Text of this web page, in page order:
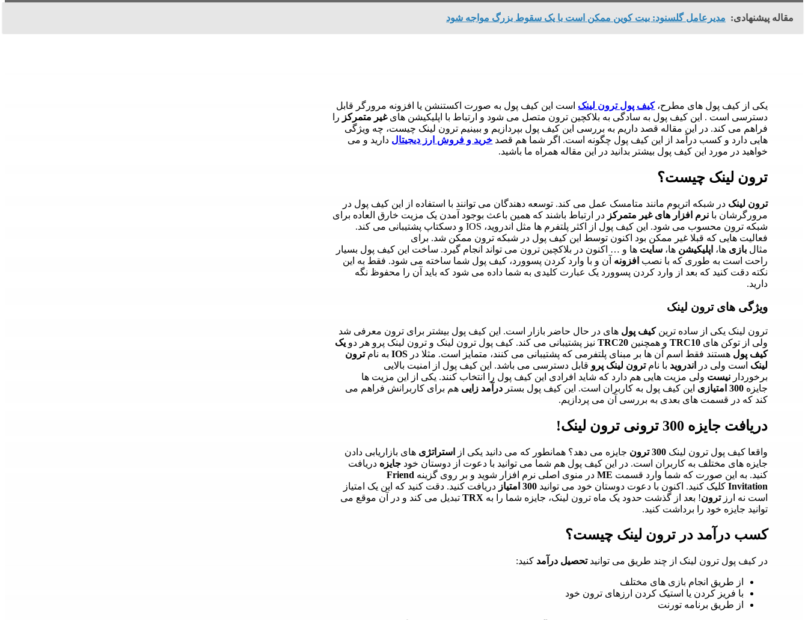
مقاله پیشنهادی: مدیرعامل گلسنود: بیت کوین ممکن است با یک سقوط بزرگ مواجه شود
یکی از کیف پول های مطرح، کیف پول ترون لینک است این کیف پول به صورت اکستنشن یا افزونه مرورگر قابل
دسترسی است . این کیف پول به سادگی به بلاکچین ترون متصل می شود و ارتباط با اپلیکیشن هایغیر متمرکز را
فراهم می کند. در این مقاله قصد داریم به بررسی این کیف پول بپردازیم و ببینیم ترون لینک چیست، چه ویژگی
هایی دارد و کسب درآمد از این کیف پول چگونه است. اگر شما هم قصد خرید و فروش ارز دیجیتال دارید و می
خواهید در مورد این کیف پول بیشتر بدانید در این مقاله همراه ما باشید.
ترون لینک چیست؟
ترون لینک در شبکه اتریوم مانند متامسک عمل می کند. توسعه دهندگان می توانند با استفاده از این کیف پول در
مرورگرشان با نرم افزار های غیر متمرکز در ارتباط باشند که همین باعث بوجود آمدن یک مزیت خارق العاده برای
شبکه ترون محسوب می شود. این کیف پول از اکثر پلتفرم ها مثل اندروید، IOS و دسکتاپ پشتیبانی می کند.
فعالیت هایی که قبلا غیر ممکن بود اکنون توسط این کیف پول در شبکه ترون ممکن شد. برای
مثال بازی ها، اپلیکیشن ها، سایت ها و … اکنون در بلاکچین ترون می تواند انجام گیرد. ساخت این کیف پول بسیار
راحت است به طوری که با نصب افزونه آن و با وارد کردن پسوورد، کیف پول شما ساخته می شود. فقط به این
نکته دقت کنید که بعد از وارد کردن پسوورد یک عبارت کلیدی به شما داده می شود که باید آن را محفوظ نگه
دارید.
ویژگی های ترون لینک
ترون لینک یکی از ساده ترینکیف پول های در حال حاضر بازار است. این کیف پول بیشتر برای ترون معرفی شد
ولی از توکن های TRC10و همچنین TRC20نیز پشتیبانی می کند. کیف پول ترون لینک و ترون لینک پرو هر دو یک
کیف پول هستند فقط اسم آن ها بر مبنای پلتفرمی که پشتیبانی می کنند، متمایز است. مثلا در IOSبه نامترون
لینک است ولی در اندروید با نامترون لینک پرو قابل دسترسی می باشد. این کیف پول از امنیت بالایی
برخوردار نیست ولی مزیت هایی هم دارد که شاید افرادی این کیف پول را انتخاب کنند. یکی از این مزیت ها
جایزه 300 امتیازی این کیف پول به کاربران است. این کیف پول بستر درآمد زایی هم برای کاربرانش فراهم می
کند که در قسمت های بعدی به بررسی آن می پردازیم.
دریافت جایزه 300 ترونی ترون لینک!
واقعا کیف پول ترون لینک 300 ترون جایزه می دهد؟ همانطور که می دانید یکی از استراتژی های بازاریابی دادن
جایزه های مختلف به کاربران است. در این کیف پول هم شما می توانید با دعوت از دوستان خود جایزه دریافت
کنید. به این صورت که شما وارد قسمت MEدر منوی اصلی نرم افزار شوید و بر روی گزینه Friend
Invitationکلیک کنید. اکنون با دعوت دوستان خود می توانید 300 امتیاز
دریافت کنید. دقت کنید که این یک امتیاز
است نه ارزترون! بعد از گذشت حدود یک ماه ترون لینک، جایزه شما را به TRXتبدیل می کند و در آن موقع می
توانید جایزه خود را برداشت کنید.
کسب درآمد در ترون لینک چیست؟
در کیف پول ترون لینک از چند طریق می توانیدتحصیل درآمد کنید:
از طریق انجام بازی های مختلف
با فریز کردن یا استیک کردن ارزهای ترون خود
از طریق برنامه تورنت